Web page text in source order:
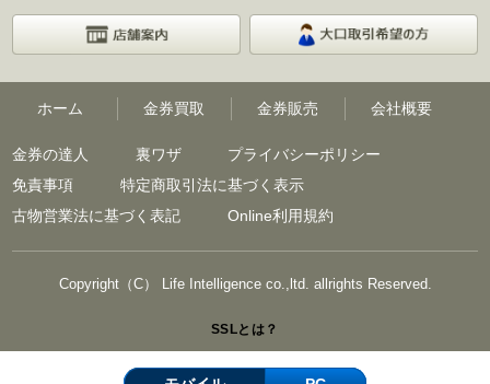
ホーム 金券買取 金券販売 会社概要
金券の達人 裏ワザ
プライバシーポリシー
免責事項
特定商取引法に基づく表示
古物営業法に基づく表記
Online利用規約
Copyright（C） Life Intelligence co.,ltd. allrights Reserved.
SSLとは？